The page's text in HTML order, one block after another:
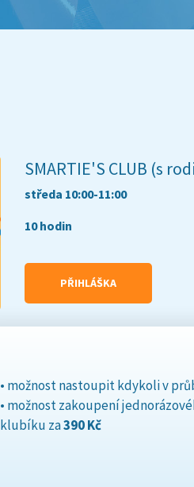
SMARTIE'S CLUB (s
středa 10:00-11:00
10 hodin
PŘIHLÁŠKA
• možnost nastoupit kdykoli v
• možnost zakoupení
klubíku za390 Kč